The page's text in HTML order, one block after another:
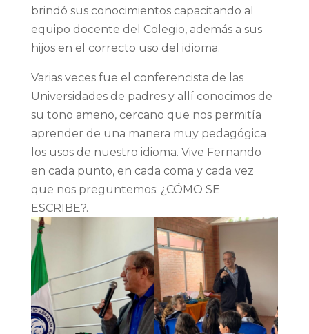
brindó sus conocimientos capacitando al
equipo docente del Colegio, además a sus
hijos en el correcto uso del idioma.
Varias veces fue el conferencista de las
Universidades de padres y allí conocimos de
su tono ameno, cercano que nos permitía
aprender de una manera muy pedagógica
los usos de nuestro idioma. Vive Fernando
en cada punto, en cada coma y cada vez
que nos preguntemos: ¿CÓMO SE
ESCRIBE?.